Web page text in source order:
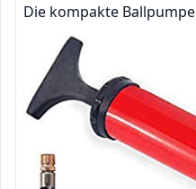
Die kompakte Ballpumpe